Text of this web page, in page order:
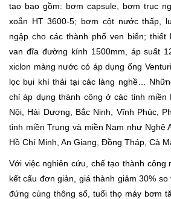
tạo bao gồm: bơm capsule, bơm trục
xoắn HT 3600-5; bơm cột nước thấp,
ngập cho các thành phố ven biển;
van đĩa đường kính 1500mm, áp suất
xiclon màng nước có áp dụng ống
lọc bụi khí thải tại các làng nghề…
chỉ áp dụng thành công ở các tỉnh miền
Nội, Hải Dương, Bắc Ninh, Vĩnh Phúc,
tỉnh miền Trung và miền Nam như Nghệ
Hồ Chí Minh, An Giang, Đồng Tháp, Cà
Với việc nghiên cứu, chế tạo thành công
kết cấu đơn giản, giá thành giảm 30%
đứng cùng thông số, tuổi thọ máy bơm